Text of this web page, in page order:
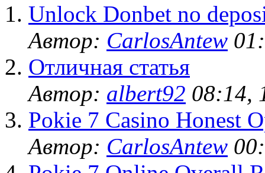
Unlock Donbet no
Автор: CarlosAntew
Отличная статья
Автор: albert92 08:14,
Pokie 7 Casino Honest
Автор: CarlosAntew